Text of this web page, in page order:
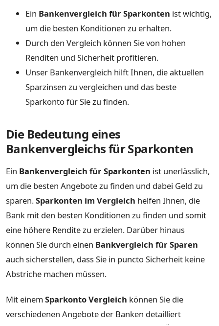
Ein Bankenvergleich für Sparkonten ist wichtig,
um die besten Konditionen zu erhalten.
Durch den Vergleich können Sie von hohen
Renditen und Sicherheit profitieren.
Unser Bankenvergleich hilft Ihnen, die aktuellen
Sparzinsen zu vergleichen und das beste
Sparkonto für Sie zu finden.
Die Bedeutung eines
Bankenvergleichs für Sparkonten
Ein Bankenvergleich für Sparkonten ist unerlässlich,
um die besten Angebote zu finden und dabei Geld zu
sparen.Sparkonten im Vergleich helfen Ihnen, die
Bank mit den besten Konditionen zu finden und somit
eine höhere Rendite zu erzielen. Darüber hinaus
können Sie durch einen Bankvergleich für Sparen
auch sicherstellen, dass Sie in puncto Sicherheit keine
Abstriche machen müssen.
Mit einemSparkonto Vergleich können Sie die
verschiedenen Angebote der Banken detailliert